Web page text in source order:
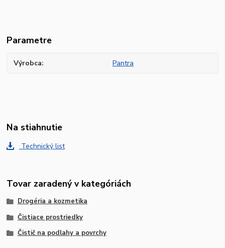
Parametre
Výrobca Pantra
Na stiahnutie
Technický list
Tovar zaradený v kategóriách
Drogéria a kozmetika
Čistiace prostriedky
Čistič na podlahy a povrchy